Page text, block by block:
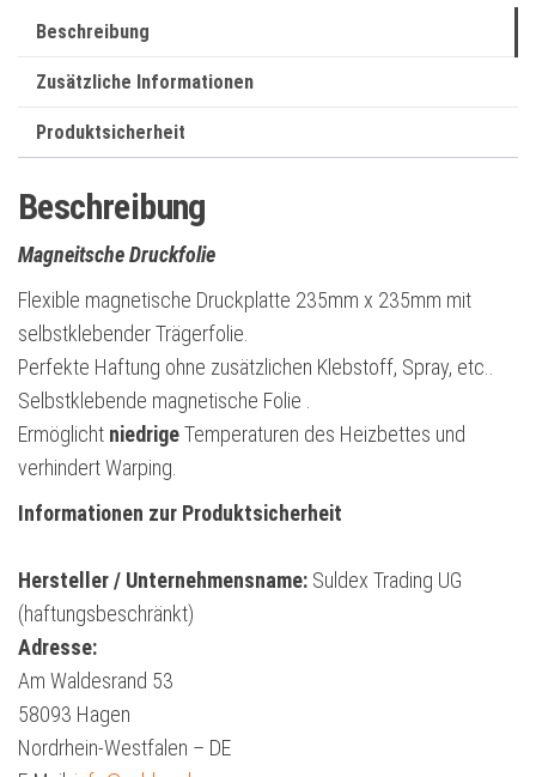
i
Beschreibung
Zusätzliche Informationen
Produktsicherheit
Beschreibung
Magneitsche Druckfolie
Flexible magnetische Druckplatte 235mm x 235mm mit
selbstklebender Trägerfolie.
Perfekte Haftung ohne zusätzlichen Klebstoff, Spray, etc..
Selbstklebende magnetische Folie .
Ermöglicht niedrigeTemperaturen des Heizbettes und
verhindert Warping.
Informationen zur Produktsicherheit
Hersteller / Unternehmensname: Suldex Trading UG
(haftungsbeschränkt)
Adresse:
Am Waldesrand 53
58093 Hagen
Nordrhein-Westfalen – DE